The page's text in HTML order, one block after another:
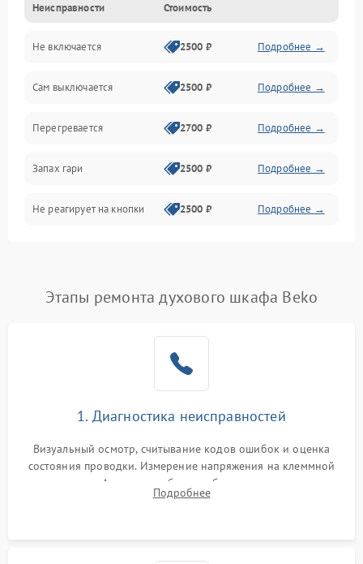
Неисправности Стоимость
Не включается 2500 ₽ Подробнее →
Сам выключается 2500 ₽ Подробнее →
Перегревается 2700 ₽ Подробнее →
Запах гари 2500 ₽ Подробнее →
Не реагирует на кнопки 2500 ₽ Подробнее →
Этапы ремонта духового шкафа Beko
1. Диагностика неисправностей
Визуальный осмотр, считывание кодов ошибок и оценка
состояния проводки. Измерение напряжения на клеммной
колодке. Анализ жалоб на проблемы с нагревом,
конвекцией, панелью управления или блокировкой дверцы.
Подробнее